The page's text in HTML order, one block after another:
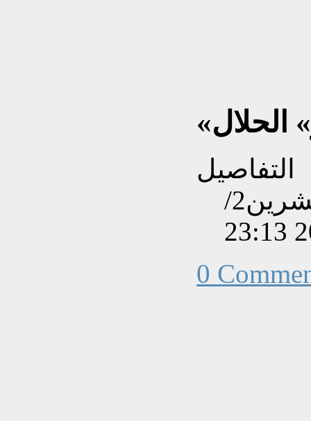
الحلال
التفاصيل
تم إنشاءه بتاريخ الثلاثاء, 13 تشرين2/
0